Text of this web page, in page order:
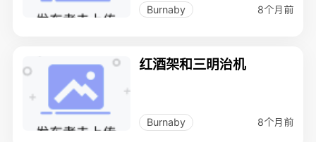
Burnaby 8个月前
红酒架和三明治机
Burnaby 8个月前